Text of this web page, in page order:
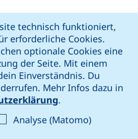
technisch funktioniert,
erforderliche Cookies.
optionale Cookies eine
der Seite. Mit einem
Einverständnis. Du
Mehr Infos dazu in
.
Cookies akzeptieren
Analyse (Matomo)Analyse-
(externer Link, öffnet neues
Seite (externer Link, öffnet
Seite (externer Link,
YouTube-Seite (externer